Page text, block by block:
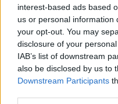
interest-based ads based
us or personal information
your opt-out. You may
disclosure of your
IAB’s list of downstream
also be disclosed by us to
Downstream Participants
σπουδαστές, ενώ
παρακολούθησης των
αποστάσεως. Το
ATH/TECH να
της πανδημίας,
μέσω των ψηφιακών
σπουδαστές του και